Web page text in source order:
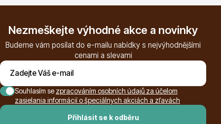
Popínavé rostliny
Nezmeškejte výhodné akce a novinky
Budeme vám posílat do e-mailu nabídky s nejvýhodnějšími
cenami a slevami
Přihlásit se k odběru
Souhlasím se zpracováním osobních údajů za účelom
zasielania informácií o špeciálnych akciách a zľavách